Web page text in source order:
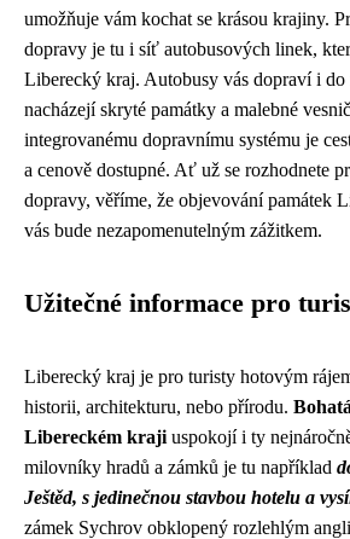
umožňuje vám kochat se krásou krajiny.
dopravy je tu i síť autobusových linek,
Liberecký kraj. Autobusy vás dopraví i do
nacházejí skryté památky a malebné
integrovanému dopravnímu systému je
a cenově dostupné. Ať už se rozhodnete
dopravy, věříme, že objevování památek
vás bude nezapomenutelným zážitkem.
Užitečné informace pro
Liberecký kraj je pro turisty hotovým
historii, architekturu, nebo přírodu.
Libereckém kraji uspokojí i ty
milovníky hradů a zámků je tu například
Ještěd, s jedinečnou stavbou hotelu a
zámek Sychrov obklopený rozlehlým